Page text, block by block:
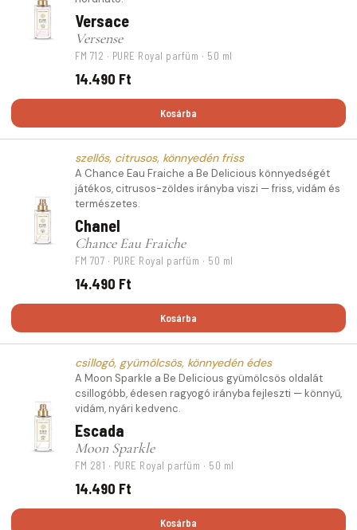
Versace
Versense
FM 712 · PURE Royal parfüm · 50 ml
14.490 Ft
Kosárba
szellős, citrusos, könnyedén friss
A Chance Eau Fraiche a Be Delicious könnyedségét
játékos, citrusos-zöldes irányba viszi — friss, vidám és
természetes.
Chanel
Chance Eau Fraiche
FM 707 · PURE Royal parfüm · 50 ml
14.490 Ft
Kosárba
csillogó, gyümölcsös, könnyedén édes
A Moon Sparkle a Be Delicious gyümölcsös oldalát
csillogóbb, édesen ragyogó irányba fejleszti — könnyű,
vidám, nyári kedvenc.
Escada
Moon Sparkle
FM 281 · PURE Royal parfüm · 50 ml
14.490 Ft
Kosárba